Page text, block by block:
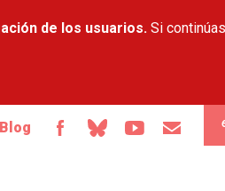
contenidode los usuarios. Si
Blog